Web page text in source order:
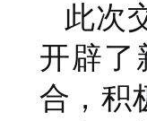
此次
开辟了
合，积